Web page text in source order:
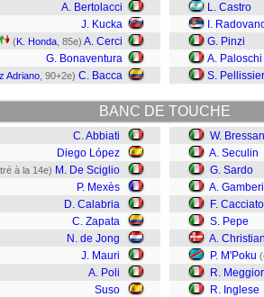
A. Bertolacci
J. Kucka
(K. Honda , 85e) A. Cerci
G. Bonaventura
Adriano , 90+2e) C. Bacca
L. Castro
I.
G. Pinzi
A. Paloschi
S. Pellissier
BANC DE TOUCHE
C. Abbiati
Diego López
à la 14e) M. De Sciglio
P. Mexès
D. Calabria
C. Zapata
N. de Jong
J. Mauri
A. Poli
Suso
W. Bressan
A. Seculin
G. Sardo
A.
F.
S. Pepe
A.
P. M'Poku
R.
R. Inglese